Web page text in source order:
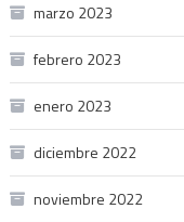
marzo 2023
febrero 2023
enero 2023
diciembre 2022
noviembre 2022